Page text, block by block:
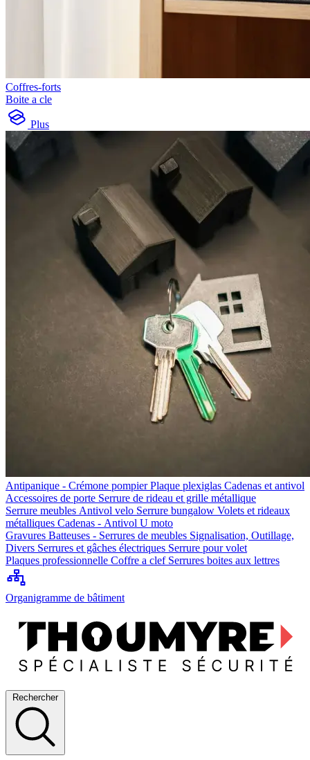
Coffres-forts
Boite a cle
Plus
Antipanique - Crémone pompierPlaque plexiglas Cadenas et antivol
Accessoires de porte Serrure de rideau et grille métallique
Serrure meubles Antivol velo Serrure bungalow Volets et rideaux
métalliques Cadenas - Antivol U moto
Gravures Batteuses - Serrures de meubles Signalisation, Outillage,
Divers Serrures et gâches électriques Serrure pour volet
Plaques professionnelle Coffre a clef Serrures boites aux lettres
Organigramme de bâtiment
Rechercher